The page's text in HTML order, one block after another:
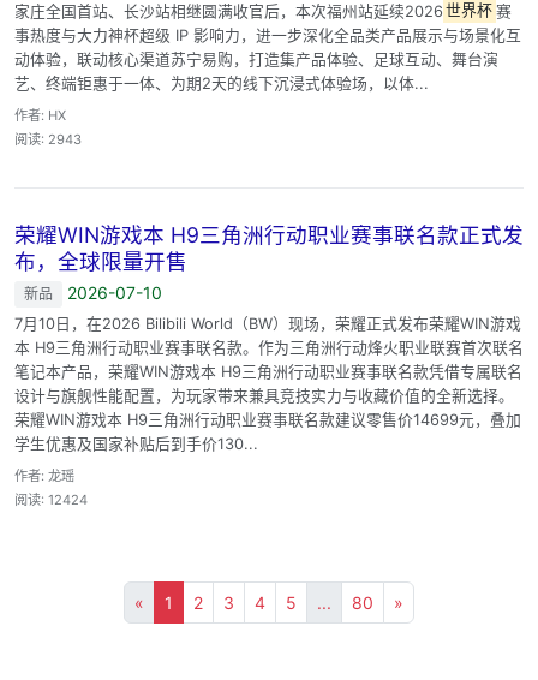
家庄全国首站、长沙站相继圆满收官后，本次福州站延续2026 世界杯 赛
事热度与大力神杯超级 IP 影响力，进一步深化全品类产品展示与场景化互
动体验，联动核心渠道苏宁易购，打造集产品体验、足球互动、舞台演
艺、终端钜惠于一体、为期2天的线下沉浸式体验场，以体...
作者: HX
阅读: 2943
荣耀WIN游戏本 H9三角洲行动职业赛事联名款正式发
布，全球限量开售
新品 2026-07-10
7月10日，在2026 Bilibili World（BW）现场，荣耀正式发布荣耀WIN游戏
本 H9三角洲行动职业赛事联名款。作为三角洲行动烽火职业联赛首次联名
笔记本产品，荣耀WIN游戏本 H9三角洲行动职业赛事联名款凭借专属联名
设计与旗舰性能配置，为玩家带来兼具竞技实力与收藏价值的全新选择。
荣耀WIN游戏本 H9三角洲行动职业赛事联名款建议零售价14699元，叠加
学生优惠及国家补贴后到手价130...
作者: 龙瑶
阅读: 12424
« 1 2 3 4 5 ... 80 »